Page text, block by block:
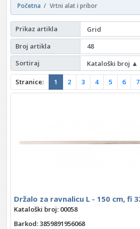
Početna Vrtni alat i pribor
Prikaz artikla
Broj artikla
Sortiraj
Stranice: 1 2 3 4 5 6 7
Držalo za ravnalicu L - 150 cm, fi
Kataloški broj: 00058
Barkod: 3859891956068